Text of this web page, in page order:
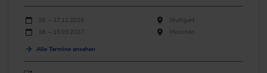
Durchführungen
Veranstaltungsdatum
16. – 17.11.2026
Stuttgart
18. – 19.03.2027
München
Alle Termine ansehen